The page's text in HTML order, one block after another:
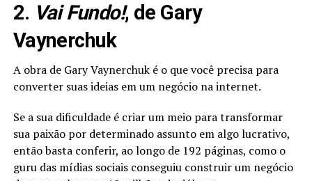
2. Vai Fundo!, de Gary
Vaynerchuk
A obra de Gary Vaynerchuk é o que você precisa para
converter suas ideias em um negócio na internet.
Se a sua dificuldade é criar um meio para transformar
sua paixão por determinado assunto em algo lucrativo,
então basta conferir, ao longo de 192 páginas, como o
guru das mídias sociais conseguiu construir um negócio